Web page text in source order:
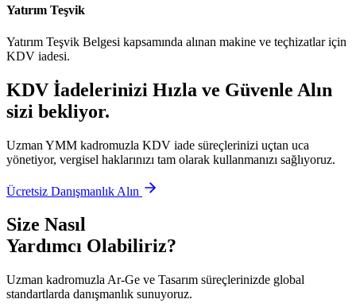
Yatırım Teşvik
Yatırım Teşvik Belgesi kapsamında alınan makine ve teçhizatlar için
KDV iadesi.
KDV İadelerinizi Hızla ve Güvenle Alın
sizi bekliyor.
Uzman YMM kadromuzla KDV iade süreçlerinizi uçtan uca
yönetiyor, vergisel haklarınızı tam olarak kullanmanızı sağlıyoruz.
Ücretsiz Danışmanlık Alın
Size Nasıl
Yardımcı Olabiliriz?
Uzman kadromuzla Ar-Ge ve Tasarım süreçlerinizde global
standartlarda danışmanlık sunuyoruz.